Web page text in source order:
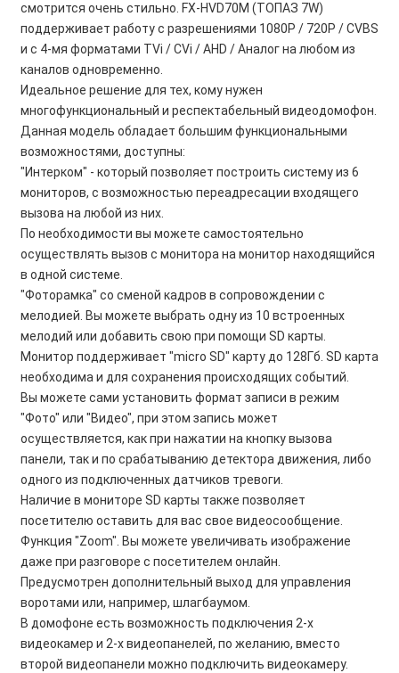
смотрится очень стильно. FX-HVD70М (ТОПАЗ 7W)
поддерживает работу с разрешениями 1080P / 720P / CVBS
и с 4-мя форматами TVi / CVi / AHD / Аналог на любом из
каналов одновременно.
Идеальное решение для тех, кому нужен
многофункциональный и респектабельный видеодомофон.
Данная модель обладает большим функциональными
возможностями, доступны:
"Интерком" - который позволяет построить систему из 6
мониторов, с возможностью переадресации входящего
вызова на любой из них.
По необходимости вы можете самостоятельно
осуществлять вызов с монитора на монитор находящийся
в одной системе.
"Фоторамка" со сменой кадров в сопровождении с
мелодией. Вы можете выбрать одну из 10 встроенных
мелодий или добавить свою при помощи SD карты.
Монитор поддерживает "micro SD" карту до 128Гб. SD карта
необходима и для сохранения происходящих событий.
Вы можете сами установить формат записи в режим
"Фото" или "Видео", при этом запись может
осуществляется, как при нажатии на кнопку вызова
панели, так и по срабатыванию детектора движения, либо
одного из подключенных датчиков тревоги.
Наличие в мониторе SD карты также позволяет
посетителю оставить для вас свое видеосообщение.
Функция "Zoom". Вы можете увеличивать изображение
даже при разговоре с посетителем онлайн.
Предусмотрен дополнительный выход для управления
воротами или, например, шлагбаумом.
В домофоне есть возможность подключения 2-х
видеокамер и 2-х видеопанелей, по желанию, вместо
второй видеопанели можно подключить видеокамеру.